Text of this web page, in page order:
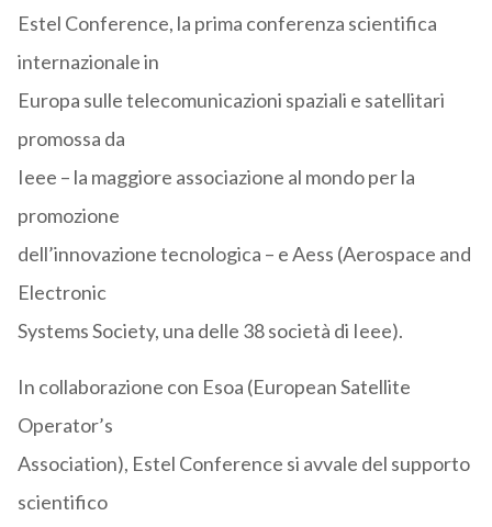
Estel Conference, la prima conferenza scientifica
internazionale in
Europa sulle telecomunicazioni spaziali e satellitari
promossa da
Ieee – la maggiore associazione al mondo per la
promozione
dell’innovazione tecnologica – e Aess (Aerospace and
Electronic
Systems Society, una delle 38 società di Ieee).
In collaborazione con Esoa (European Satellite
Operator’s
Association), Estel Conference si avvale del supporto
scientifico